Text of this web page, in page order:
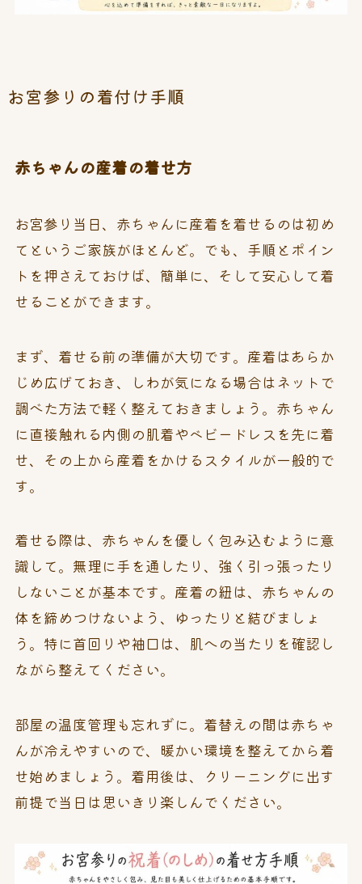
お宮参りの着付け手順
赤ちゃんの産着の着せ方
お宮参り当日、赤ちゃんに産着を着せるのは初め
てというご家族がほとんど。でも、手順とポイン
トを押さえておけば、簡単に、そして安心して着
せることができます。
まず、着せる前の準備が大切です。産着はあらか
じめ広げておき、しわが気になる場合はネットで
調べた方法で軽く整えておきましょう。赤ちゃん
に直接触れる内側の肌着やベビードレスを先に着
せ、その上から産着をかけるスタイルが一般的で
す。
着せる際は、赤ちゃんを優しく包み込むように意
識して。無理に手を通したり、強く引っ張ったり
しないことが基本です。産着の紐は、赤ちゃんの
体を締めつけないよう、ゆったりと結びましょ
う。特に首回りや袖口は、肌への当たりを確認し
ながら整えてください。
部屋の温度管理も忘れずに。着替えの間は赤ちゃ
んが冷えやすいので、暖かい環境を整えてから着
せ始めましょう。着用後は、クリーニングに出す
前提で当日は思いきり楽しんでください。